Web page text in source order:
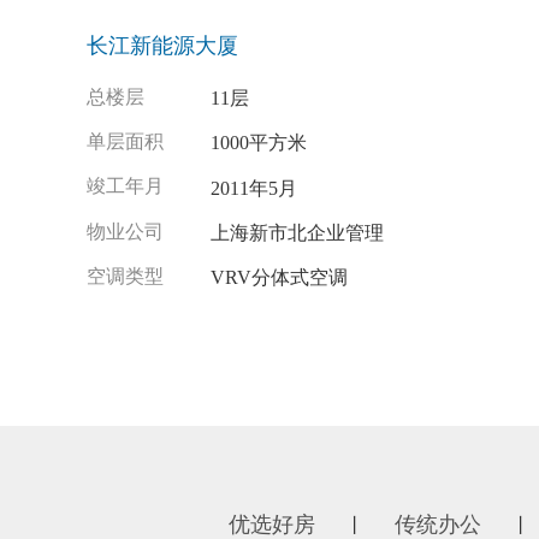
长江新能源大厦
总楼层 11层
单层面积 1000平方米
竣工年月 2011年5月
物业公司 上海新市北企业管理
空调类型 VRV分体式空调
优选好房 传统办公